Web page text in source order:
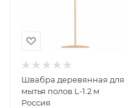
Швабра деревянная для
мытья полов L-1.2 м
Россия